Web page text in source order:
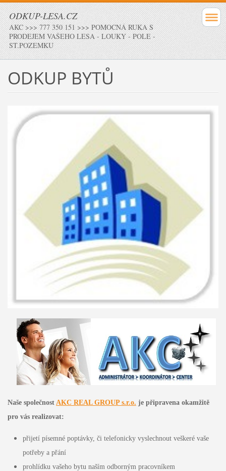
ODKUP-LESA.CZ
AKC >>> 777 350 151 >>> POMOCNÁ RUKA S
PRODEJEM VAŠEHO LESA - LOUKY - POLE -
ST.POZEMKU
ODKUP BYTŮ
Naše společnost AKC REAL GROUP s.r.o. je připravena okamžitě
pro vás realizovat:
přijetí písemné poptávky, či telefonicky vyslechnout veškeré vaše
potřeby a přání
prohlídku vašeho bytu naším odborným pracovníkem